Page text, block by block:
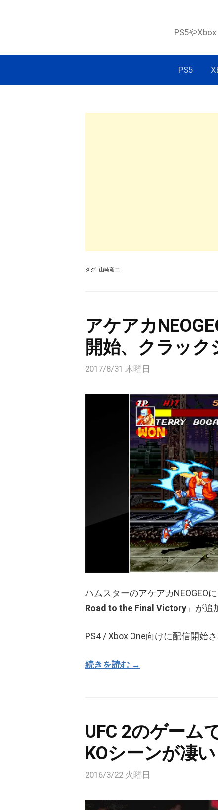
PS5や
PS5
タグ: 山崎竜二
アケアカ
開始、クラック
2017/8/31 木曜日
ハムスターのアケアカNEOGEOに
Road to the Final Victory 」が追
PS4 / Xbox One向けに配信開始さ
続きを読む →
UFC 2のゲーム
KOシーンが凄い
2016/3/22 火曜日